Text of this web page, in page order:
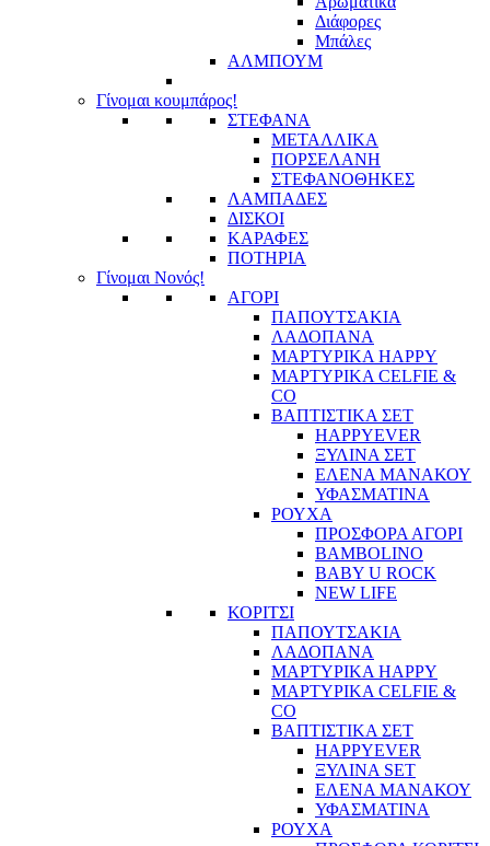
Διάφορες
Μπάλες
ΑΛΜΠΟΥΜ
Γίνομαι κουμπάρος!
ΣΤΕΦΑΝΑ
ΜΕΤΑΛΛΙΚΑ
ΠΟΡΣΕΛΑΝΗ
ΣΤΕΦΑΝΟΘΗΚΕΣ
ΛΑΜΠΑΔΕΣ
ΔΙΣΚΟΙ
ΚΑΡΑΦΕΣ
ΠΟΤΗΡΙΑ
Γίνομαι Νονός!
ΑΓΟΡΙ
ΠΑΠΟΥΤΣΑΚΙΑ
ΛΑΔΟΠΑΝΑ
ΜΑΡΤΥΡΙΚΑ HAPPY
ΜΑΡΤΥΡΙΚΑ CELFIE &
CO
ΒΑΠΤΙΣΤΙΚΑ ΣΕΤ
HAPPYEVER
ΞΥΛΙΝΑ ΣΕΤ
ΕΛΕΝΑ ΜΑΝΑΚΟΥ
ΥΦΑΣΜΑΤΙΝΑ
ΡΟΥΧΑ
ΠΡΟΣΦΟΡΑ ΑΓΟΡΙ
BAMBOLINO
BABY U ROCK
NEW LIFE
ΚΟΡΙΤΣΙ
ΠΑΠΟΥΤΣΑΚΙΑ
ΛΑΔΟΠΑΝΑ
ΜΑΡΤΥΡΙΚΑ HAPPY
ΜΑΡΤΥΡΙΚΑ CELFIE &
CO
ΒΑΠΤΙΣΤΙΚΑ ΣΕΤ
HAPPYEVER
ΞΥΛΙΝΑ SET
ΕΛΕΝΑ ΜΑΝΑΚΟΥ
ΥΦΑΣΜΑΤΙΝΑ
ΡΟΥΧΑ